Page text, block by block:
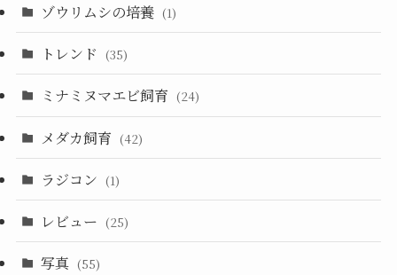
ゾウリムシの培養 (1)
トレンド (35)
ミナミヌマエビ飼育 (24)
メダカ飼育 (42)
ラジコン (1)
レビュー (25)
写真 (55)